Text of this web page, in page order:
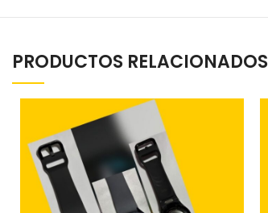
PRODUCTOS RELACIONADOS